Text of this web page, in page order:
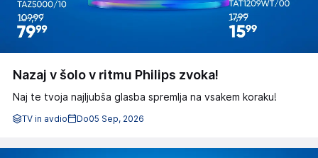
Nazaj v šolo v ritmu Philips zvoka!
Naj te tvoja najljubša glasba spremlja na vsakem koraku!
TV in avdio Do05 Sep, 2026